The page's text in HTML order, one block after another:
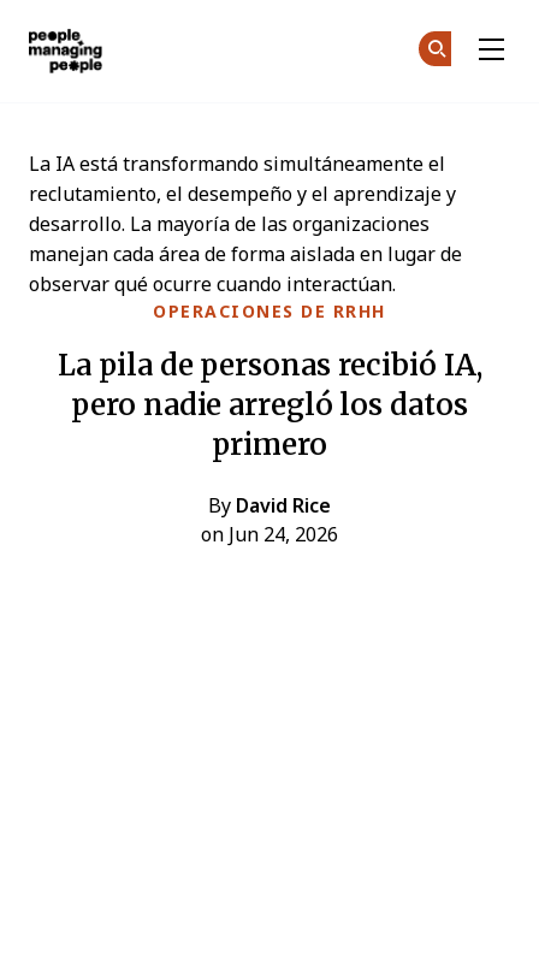
OPERACIONES DE RRHH
La pila de personas recibió IA,
pero nadie arregló los datos
primero
By David Rice
on Jun 24, 2026
La IA está transformando simultáneamente el
reclutamiento, el desempeño y el aprendizaje y
desarrollo. La mayoría de las organizaciones
manejan cada área de forma aislada en lugar de
observar qué ocurre cuando interactúan.